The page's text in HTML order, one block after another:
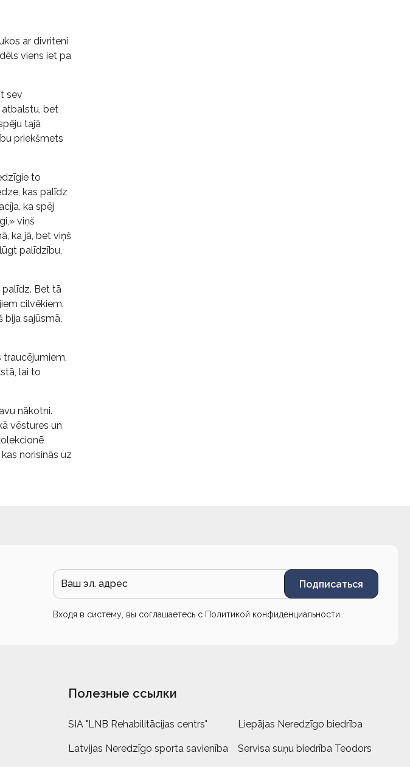
ar divriteni
viens iet pa
sev
atbalstu, bet
tajā
priekšmets
to
kas palīdz
ka spēj
viņš
ka jā, bet viņš
palīdzību,
palīdz. Bet tā
cilvēkiem.
bija sajūsmā,
traucējumiem,
lai to
nākotni.
vēstures un
norisinās uz
Подписаться
Входя в систему, вы соглашаетесь с Политикой конфиденциальности
Полезные ссылки
SIA "LNB Rehabilitācijas centrs" Liepājas Neredzīgo biedrība
Latvijas Neredzīgo sporta savienība Servisa suņu biedrība Teodors